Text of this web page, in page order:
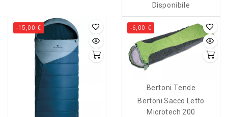
Disponibile
-15,00 € -6,00 €
Bertoni Tende
Bertoni Sacco Letto
Microtech 200